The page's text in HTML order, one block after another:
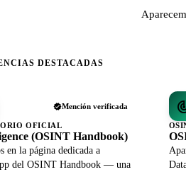
DESTACADAS
Mención verificada
OFICIAL
(OSINT Handbook)
en la página dedicada a
del OSINT Handbook — una